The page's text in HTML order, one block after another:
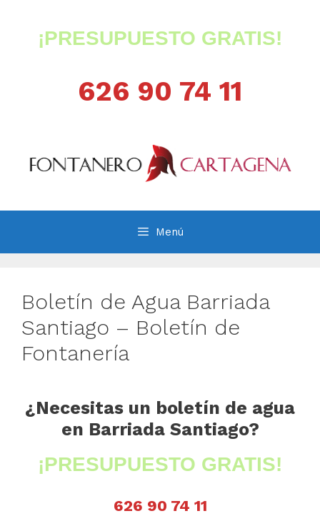
contenido¡PRESUPUESTO GRATIS!
626 90 74 11
Menú
Boletín de Agua Barriada
Santiago – Boletín de
Fontanería
¿Necesitas un boletín de agua
en Barriada Santiago?
¡PRESUPUESTO GRATIS!
626 90 74 11